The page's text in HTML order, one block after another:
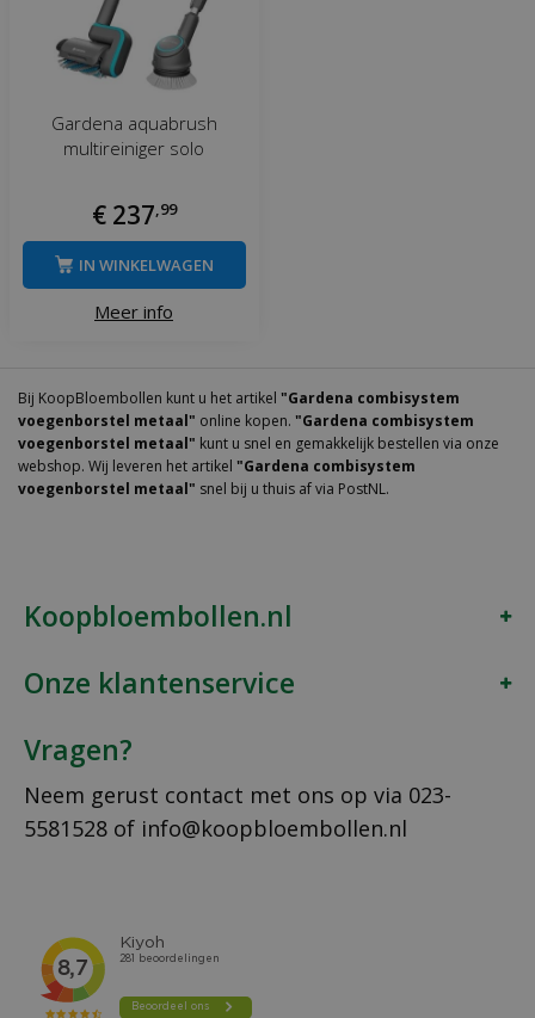
Gardena aquabrush
multireiniger solo
€ 237,99
Meer info
IN WINKELWAGEN
Bij KoopBloembollen kunt u het artikel "Gardena combisystem
voegenborstel metaal" online kopen. "Gardena combisystem
voegenborstel metaal" kunt u snel en gemakkelijk bestellen via onze
webshop. Wij leveren het artikel "Gardena combisystem
voegenborstel metaal" snel bij u thuis af via PostNL.
Koopbloembollen.nl
Onze klantenservice
Vragen?
Neem gerust contact met ons op via 023-
5581528 of info@koopbloembollen.nl